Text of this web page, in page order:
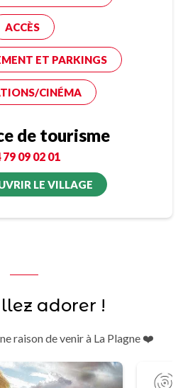
ACCÈS
ET PARKINGS
CINÉMA
de tourisme
79 09 02 01
LE VILLAGE
adorer !
raison de venir à La Plagne ❤️